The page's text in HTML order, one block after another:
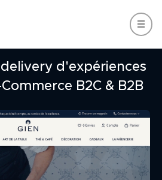
d'expériences
B2C & B2B